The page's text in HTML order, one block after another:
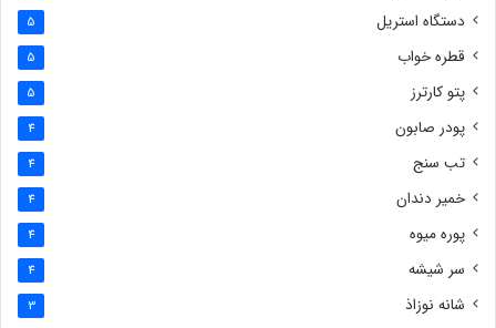
دستگاه استریل 5
قطره خواب 5
پتو کارترز 5
پودر صابون 4
تب سنج 4
خمیر دندان 4
پوره میوه 4
سر شیشه 4
شانه نوزاذ 3